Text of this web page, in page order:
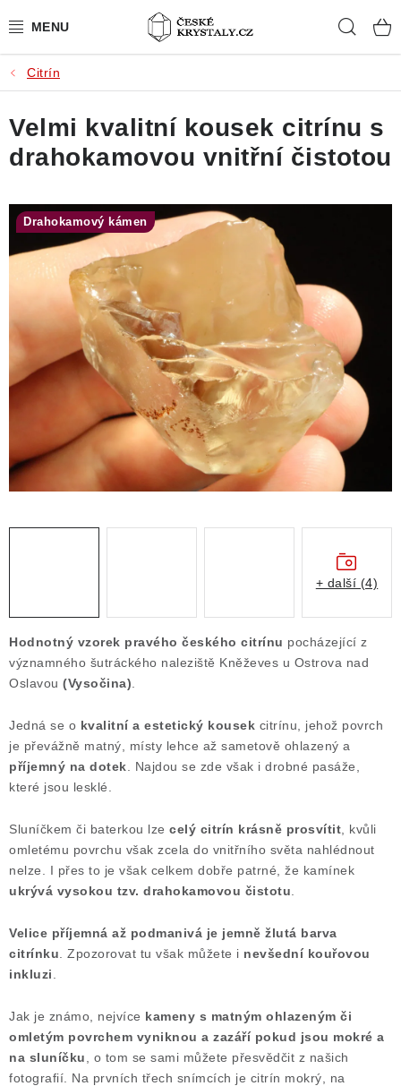
na
PŘÍRODNÍ KAMENY
BROUŠENÉ KAMENY
MISTROVSKÉ KRYSTALY
ŠPERKY S KAMENY
SLEVY
VIDEOGALERIE
KONTAKT
Obchodní podmínky
Podmínky ochrany osobních údajů
Poučení o právu na odstoupení od smlouvy
Puncovní značky
Výkup minerálů a drahých kamenů
Kontakt
Citrín
Hodnotný vzorek pravého českého citrínu pocházející z
významného šutráckého naleziště Kněževes u Ostrova nad
Oslavou (Vysočina)
Jedná se o kvalitní a estetický kousek citrínu, jehož povrch
je převážně matný, místy lehce až sametově ohlazený a
příjemný na dotek . Najdou se zde však i drobné pasáže,
které jsou lesklé.
Sluníčkem či baterkou lze celý citrín krásně prosvítit , kvůli
omletému povrchu však zcela do vnitřního světa nahlédnout
nelze. I přes to je však celkem dobře patrné, že kamínek
ukrývá vysokou tzv. drahokamovou čistotu
Velice příjemná až podmanivá je jemně žlutá barva
citrínku . Zpozorovat tu však můžete i nevšední kouřovou
inkluzi
Jak je známo, nejvíce kameny s matným ohlazeným či
omletým povrchem vyniknou a zazáří pokud jsou mokré a
na sluníčku , o tom se sami můžete přesvědčit z našich
fotografií. Na prvních třech snímcích je citrín mokrý, na
Velmi kvalitní kousek citrínu s
drahokamovou vnitřní čistotou
Drahokamový kámen
+ další (4)